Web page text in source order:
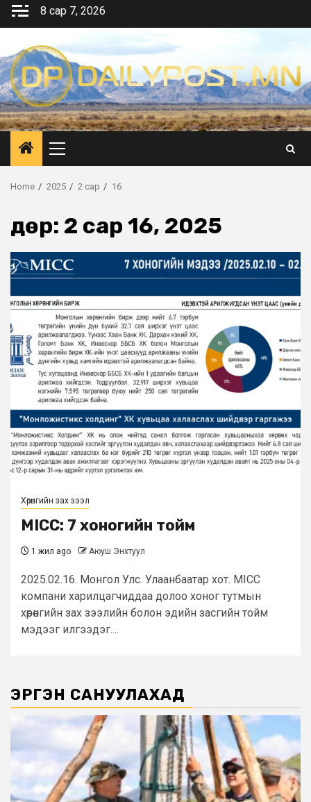
Skip
8 сар 7, 2026
Primary
Menu
Home 2025 2 сар 16
Өдөр: 2 сар 16, 2025
Хөрөнгийн зах зээл
MICC: 7 хоногийн тойм
1 жил ago Аюуш Энхтуул
2025.02.16. Монгол Улс. Улаанбаатар хот. MICC
компани харилцагчиддаа долоо хоног тутмын
хөрөнгийн зах зээлийн болон эдийн засгийн тойм
мэдээг илгээдэг....
ЭРГЭН САНУУЛАХАД